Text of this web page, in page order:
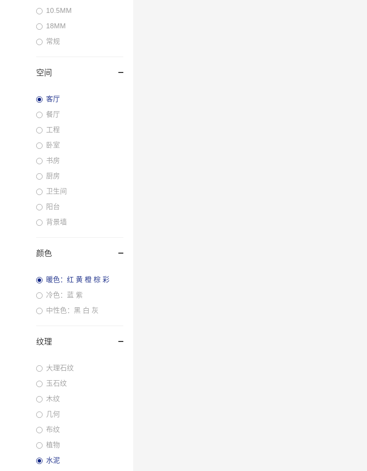
10.5MM
18MM
常规
空间
客厅
餐厅
工程
卧室
书房
厨房
卫生间
阳台
背景墙
颜色
暖色：红 黄 橙 棕 彩
冷色：蓝 紫
中性色：黑 白 灰
纹理
大理石纹
玉石纹
木纹
几何
布纹
植物
水泥